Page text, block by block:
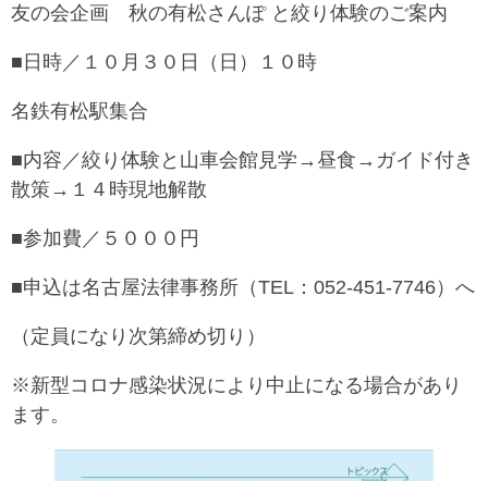
友の会企画 秋の有松さんぽ と絞り体験のご案内
■日時／１０月３０日（日）１０時
名鉄有松駅集合
■内容／絞り体験と山車会館見学→昼食→ガイド付き
散策→１４時現地解散
■参加費／５０００円
■申込は名古屋法律事務所（TEL：052-451-7746）へ
（定員になり次第締め切り）
※新型コロナ感染状況により中止になる場合があり
ます。